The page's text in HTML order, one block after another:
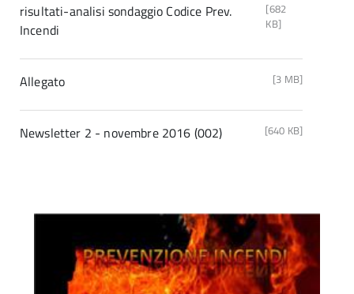
risultati-analisi sondaggio Codice Prev.
Incendi
[682
KB]
Allegato [3 MB]
Newsletter 2 - novembre 2016 (002) [640 KB]